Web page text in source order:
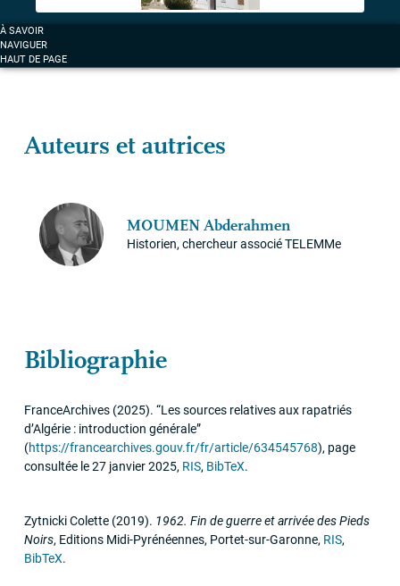
À SAVOIR
NAVIGUER
HAUT DE PAGE
Auteurs et autrices
MOUMENAbderahmen
Historien, chercheur associé TELEMMe
Bibliographie
FranceArchives (2025). “Les sources relatives aux rapatriés
d’Algérie : introduction générale”
(https://francearchives.gouv.fr/fr/article/634545768), page
consultée le 27 janvier 2025, RIS, BibTeX.
Zytnicki Colette (2019). 1962. Fin de guerre et arrivée des Pieds
Noirs, Editions Midi-Pyrénéennes, Portet-sur-Garonne, RIS,
BibTeX.